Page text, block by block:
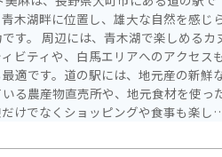
木湖畔に位置し、雄大な自然を感じ
しめるカヌ
ビティや、白馬エリアへのアクセス
適です。道の駅には、地元産の新鮮
る農産物直売所や、地元食材を使っ
けでなくショッピングや食事も楽しめ
ィングロードを走るのがおすすめで